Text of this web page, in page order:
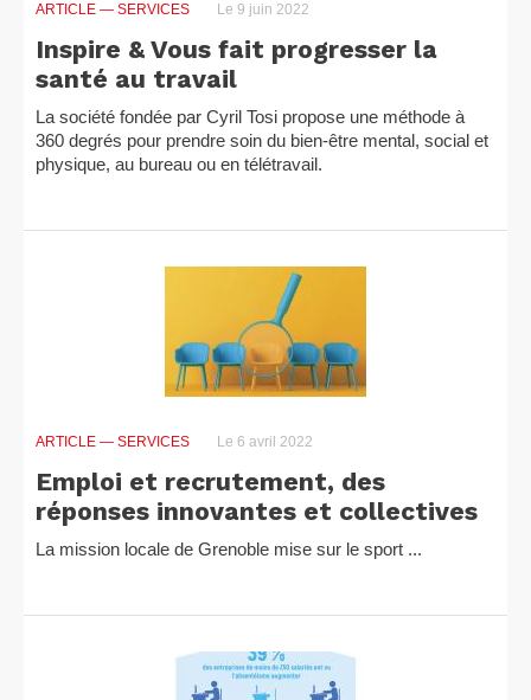
ARTICLE — SERVICES Le 9 juin 2022
Inspire & Vous fait progresser la
santé au travail
La société fondée par Cyril Tosi propose une méthode à
360 degrés pour prendre soin du bien-être mental, social et
physique, au bureau ou en télétravail.
ARTICLE — SERVICES Le 6 avril 2022
Emploi et recrutement, des
réponses innovantes et collectives
La mission locale de Grenoble mise sur le sport ...